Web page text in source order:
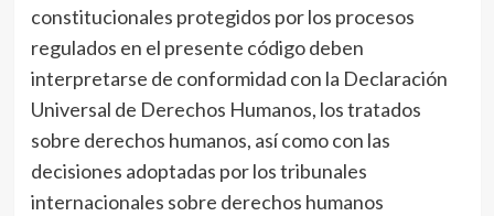
constitucionales protegidos por los procesos
regulados en el presente código deben
interpretarse de conformidad con la Declaración
Universal de Derechos Humanos, los tratados
sobre derechos humanos, así como con las
decisiones adoptadas por los tribunales
internacionales sobre derechos humanos